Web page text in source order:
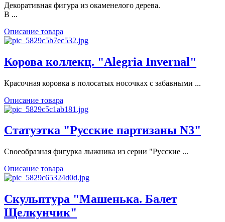
Декоративная фигура из окаменелого дерева.
В ...
Описание товара
Корова коллекц. "Alegria Invernal"
Красочная коровка в полосатых носочках с забавными ...
Описание товара
Статуэтка "Русские партизаны N3"
Своеобразная фигурка лыжника из серии "Русские ...
Описание товара
Скульптура "Машенька. Балет
Щелкунчик"